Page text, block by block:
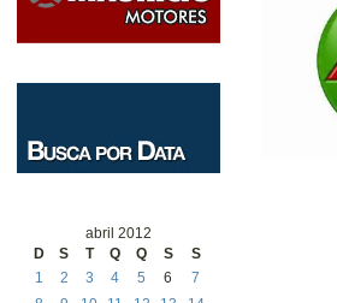
abril 2012
D
S T Q Q S S
1 2 3 4 5 6
7